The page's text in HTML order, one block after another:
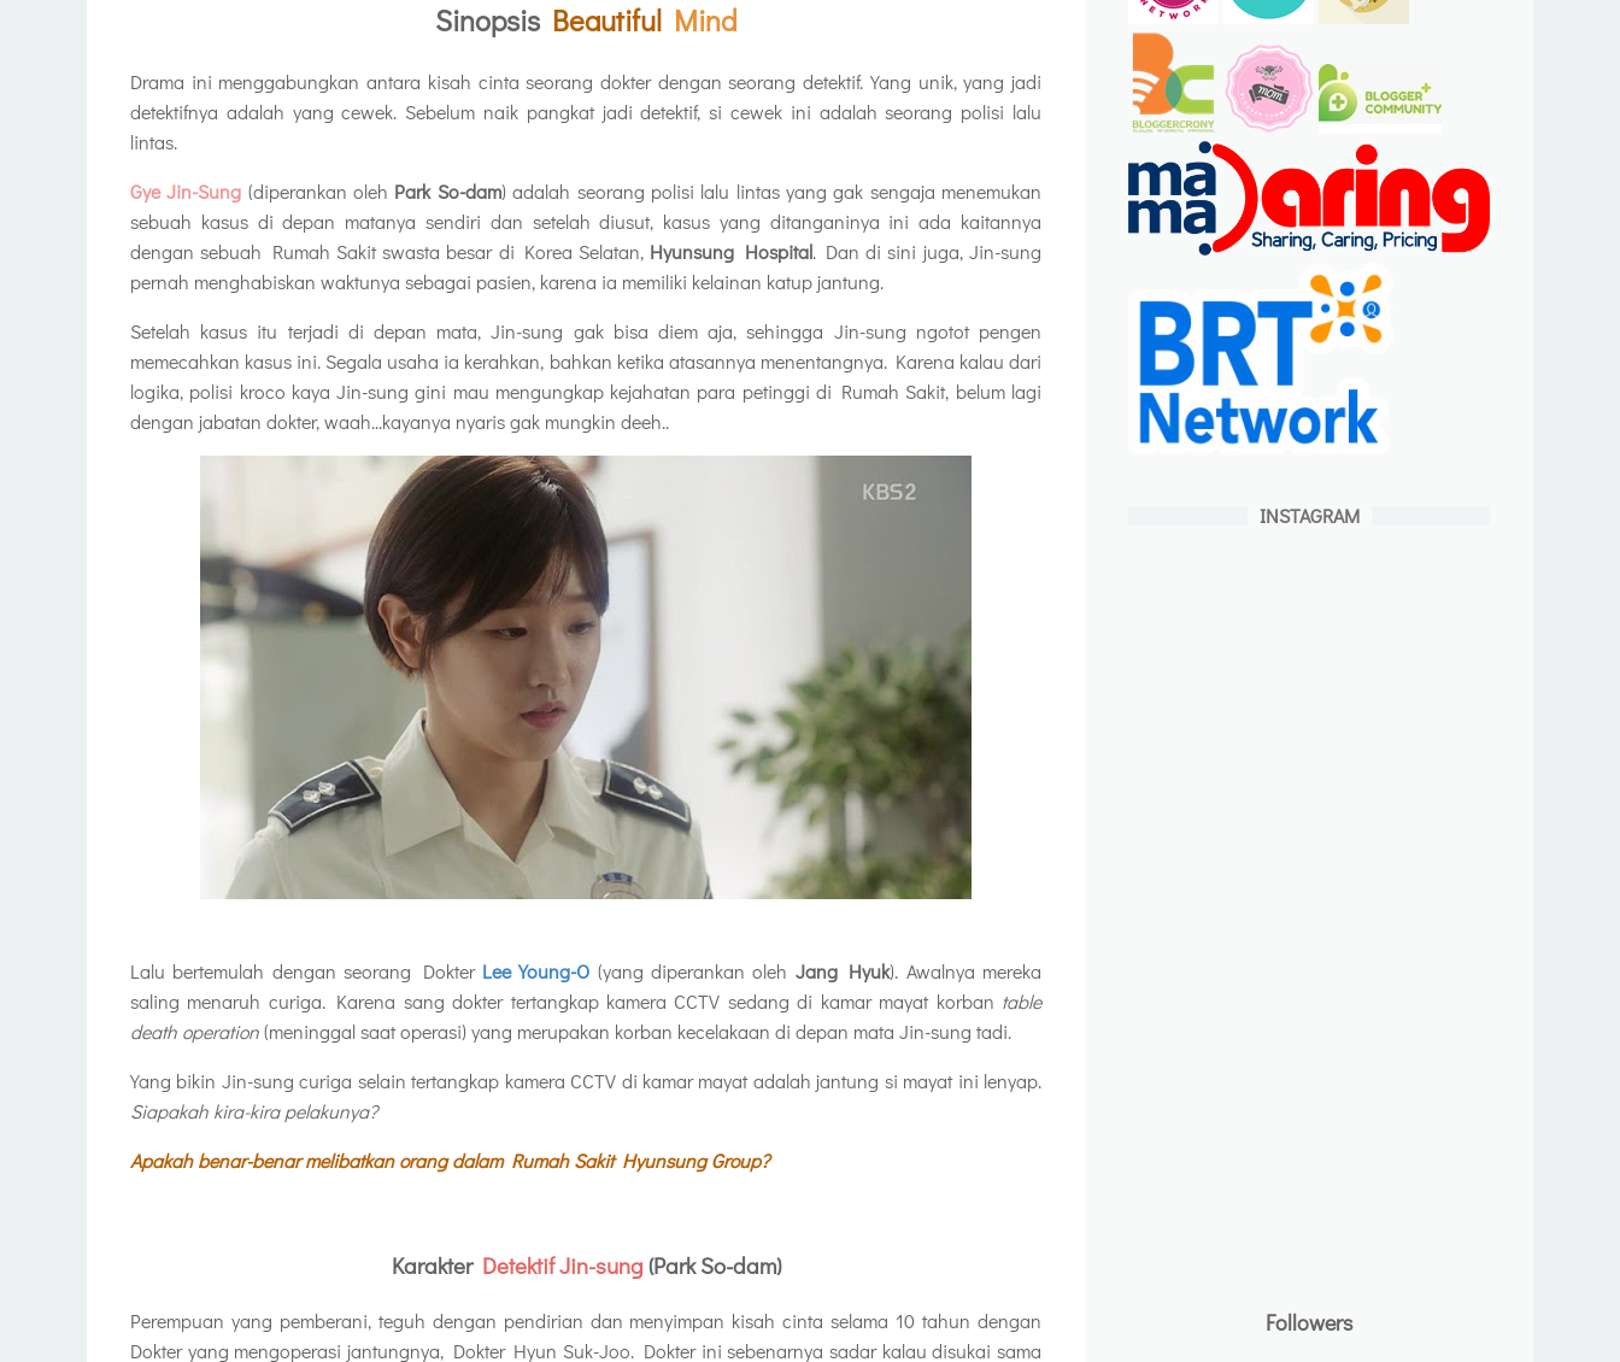
Sinopsis Beautiful Mind
Drama ini menggabungkan antara kisah cinta seorang dokter dengan seorang detektif. Yang unik, yang jadi
detektifnya adalah yang cewek. Sebelum naik pangkat jadi detektif, si cewek ini adalah seorang polisi lalu
lintas.
Gye Jin-Sung (diperankan oleh Park So-dam) adalah seorang polisi lalu lintas yang gak sengaja menemukan
sebuah kasus di depan matanya sendiri dan setelah diusut, kasus yang ditanganinya ini ada kaitannya
dengan sebuah Rumah Sakit swasta besar di Korea Selatan, Hyunsung Hospital. Dan di sini juga, Jin-sung
pernah menghabiskan waktunya sebagai pasien, karena ia memiliki kelainan katup jantung.
Setelah kasus itu terjadi di depan mata, Jin-sung gak bisa diem aja, sehingga Jin-sung ngotot pengen
memecahkan kasus ini. Segala usaha ia kerahkan, bahkan ketika atasannya menentangnya. Karena kalau dari
logika, polisi kroco kaya Jin-sung gini mau mengungkap kejahatan para petinggi di Rumah Sakit, belum lagi
dengan jabatan dokter, waah...kayanya nyaris gak mungkin deeh..
Lalu bertemulah dengan seorang Dokter Lee Young-O (yang diperankan oleh Jang Hyuk). Awalnya mereka
saling menaruh curiga. Karena sang dokter tertangkap kamera CCTV sedang di kamar mayat korban table
death operation(meninggal saat operasi) yang merupakan korban kecelakaan di depan mata Jin-sung tadi.
Yang bikin Jin-sung curiga selain tertangkap kamera CCTV di kamar mayat adalah jantung si mayat ini lenyap.
Siapakah kira-kira pelakunya?
Apakah benar-benar melibatkan orang dalam Rumah Sakit Hyunsung Group?
Karakter Detektif Jin-sung (Park So-dam)
Perempuan yang pemberani, teguh dengan pendirian dan menyimpan kisah cinta selama 10 tahun dengan
Dokter yang mengoperasi jantungnya, Dokter Hyun Suk-Joo. Dokter ini sebenarnya sadar kalau disukai sama
INSTAGRAM
Followers